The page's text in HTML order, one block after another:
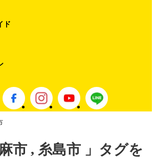
ド
麻市 , 糸島市 」タグを